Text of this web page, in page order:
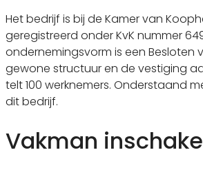
Het bedrijf is bij de Kamer van
geregistreerd onder KvK nummer
ondernemingsvorm is een
gewone structuur en de vestiging
telt 100 werknemers. Onderstaand
dit bedrijf.
Vakman